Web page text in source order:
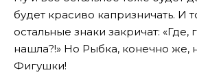
будет красиво капризничать. И
остальные знаки закричат: «Где,
нашла?!» Но Рыбка, конечно же,
Фигушки!